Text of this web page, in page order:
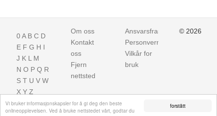
forstått
Vi bruker informasjonskapsler for å gi deg den beste
onlineopplevelsen. Ved å bruke nettstedet vårt, godtar du
0A B C D
E F G H I
J K L M
N O P Q R
S T U V W
X Y Z
Om oss
Kontakt
oss
Fjern
nettsted
Ansvarsfraskrivelse
Personvern
Vilkår for
bruk
© 2026